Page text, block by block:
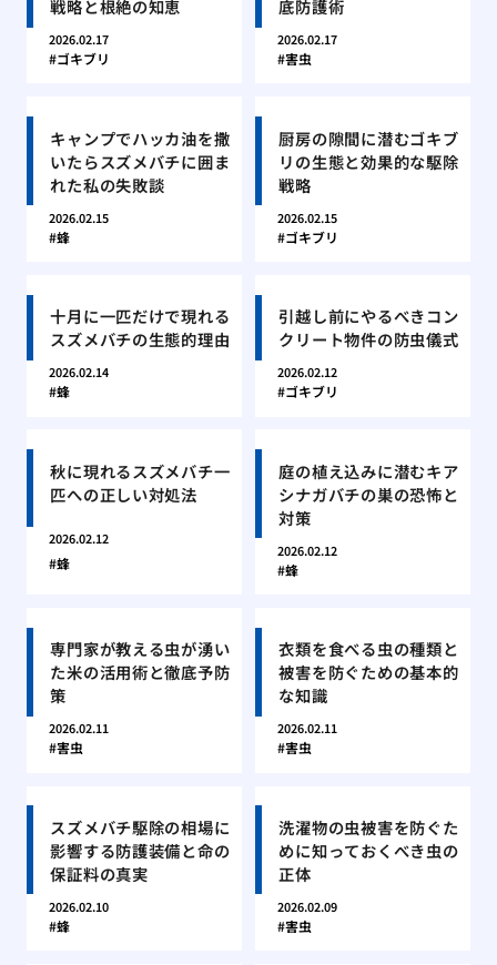
戦略と根絶の知恵
2026.02.17
ゴキブリ
底防護術
2026.02.17
害虫
キャンプでハッカ油を撒
いたらスズメバチに囲ま
れた私の失敗談
2026.02.15
蜂
厨房の隙間に潜むゴキブ
リの生態と効果的な駆除
戦略
2026.02.15
ゴキブリ
十月に一匹だけで現れる
スズメバチの生態的理由
2026.02.14
蜂
引越し前にやるべきコン
クリート物件の防虫儀式
2026.02.12
ゴキブリ
秋に現れるスズメバチ一
匹への正しい対処法
2026.02.12
蜂
庭の植え込みに潜むキア
シナガバチの巣の恐怖と
対策
2026.02.12
蜂
専門家が教える虫が湧い
た米の活用術と徹底予防
策
2026.02.11
害虫
衣類を食べる虫の種類と
被害を防ぐための基本的
な知識
2026.02.11
害虫
スズメバチ駆除の相場に
影響する防護装備と命の
保証料の真実
2026.02.10
蜂
洗濯物の虫被害を防ぐた
めに知っておくべき虫の
正体
2026.02.09
害虫